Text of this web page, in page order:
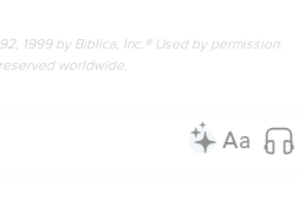
1999 by Biblica, Inc.® Used by permission.
worldwide.